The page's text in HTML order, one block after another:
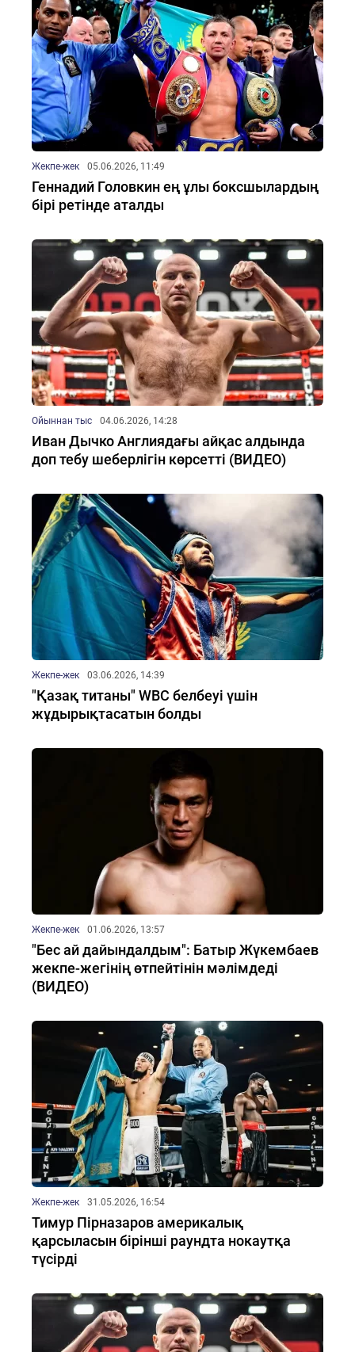
Жекпе-жек 05.06.2026, 11:49
Геннадий Головкин ең ұлы боксшылардың
бірі ретінде аталды
Ойыннан тыс 04.06.2026, 14:28
Иван Дычко Англиядағы айқас алдында
доп тебу шеберлігін көрсетті (ВИДЕО)
Жекпе-жек 03.06.2026, 14:39
"Қазақ титаны" WBC белбеуі үшін
жұдырықтасатын болды
Жекпе-жек 01.06.2026, 13:57
"Бес ай дайындалдым": Батыр Жүкембаев
жекпе-жегінің өтпейтінін мәлімдеді
(ВИДЕО)
Жекпе-жек 31.05.2026, 16:54
Тимур Пірназаров америкалық
қарсыласын бірінші раундта нокаутқа
түсірді